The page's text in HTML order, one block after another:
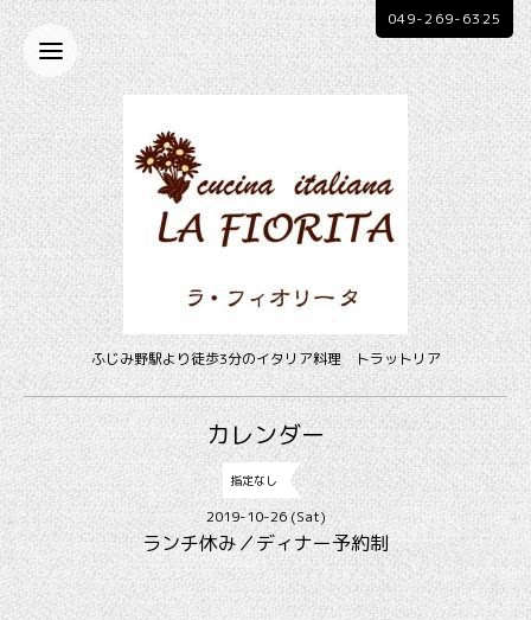
ふじみ野駅より徒歩3分のイタリア料理 トラットリア
049-269-6325
カレンダー
指定なし
2019-10-26 (Sat)
ランチ休み／ディナー予約制